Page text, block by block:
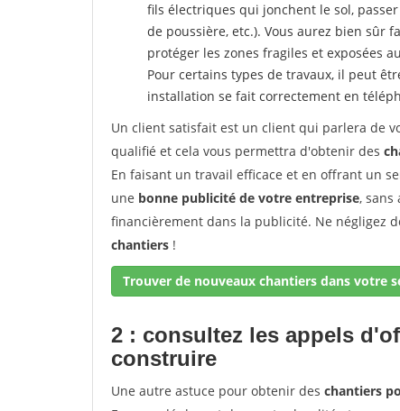
fils électriques qui jonchent le sol,
de poussière, etc.). Vous aurez bien sûr
protéger les zones fragiles et exposées
Pour certains types de travaux, il peut
installation se fait correctement en
Un client satisfait est un client qui parlera de
qualifié et cela vous permettra d'obtenir des
En faisant un travail efficace et en offrant un
une bonne publicité de votre entreprise, sans
financièrement dans la publicité. Ne négligez
chantiers !
Trouver de nouveaux chantiers dans votre
2 : consultez les appels
construire
Une autre astuce pour obtenir des chantiers